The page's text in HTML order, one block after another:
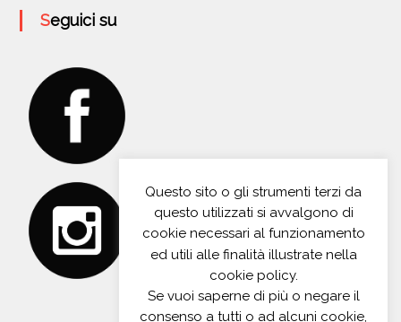
Seguici su
Questo sito o gli strumenti terzi da
questo utilizzati si avvalgono di
cookie necessari al funzionamento
ed utili alle finalità illustrate nella
cookie policy.
Se vuoi saperne di più o negare il
consenso a tutti o ad alcuni cookie,